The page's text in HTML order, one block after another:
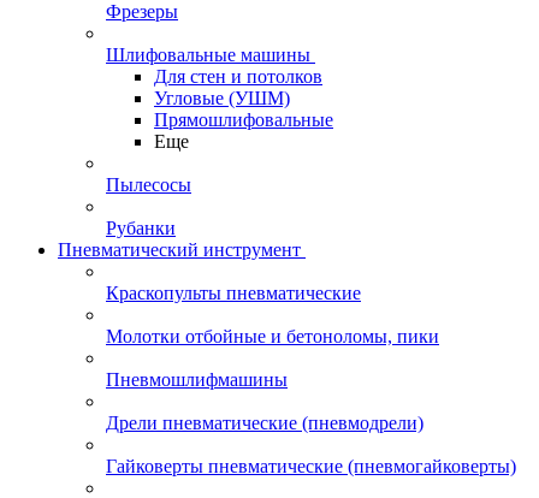
Фрезеры
Шлифовальные машины
Для стен и потолков
Угловые (УШМ)
Прямошлифовальные
Еще
Пылесосы
Рубанки
Пневматический инструмент
Краскопульты пневматические
Молотки отбойные и бетоноломы, пики
Пневмошлифмашины
Дрели пневматические (пневмодрели)
Гайковерты пневматические (пневмогайковерты)